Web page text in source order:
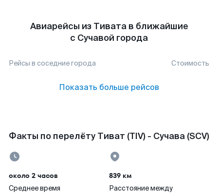
Авиарейсы из Тивата в ближайшие
с Сучавой города
Рейсы в соседние города Стоимость
Показать больше рейсов
Факты по перелёту Тиват (TIV) - Сучава (SCV)
около 2 часов
Среднее время
839 км
Расстояние между